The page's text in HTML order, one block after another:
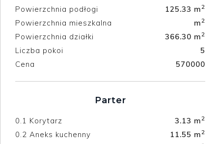
Powierzchnia podłogi 125.33 m2
Powierzchnia mieszkalna m2
Powierzchnia działki 366.30 m2
Liczba pokoi
5
Cena
570000
Parter
0.1 Korytarz 3.13 m2
0.2 Aneks kuchenny 11.55 m2